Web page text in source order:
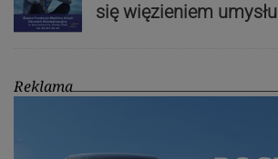
się więzieniem umysłu
Reklama